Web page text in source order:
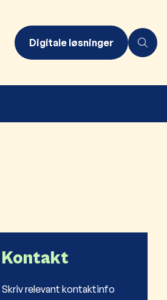
Digitale løsninger
Kontakt
Skriv relevant kontaktinfo